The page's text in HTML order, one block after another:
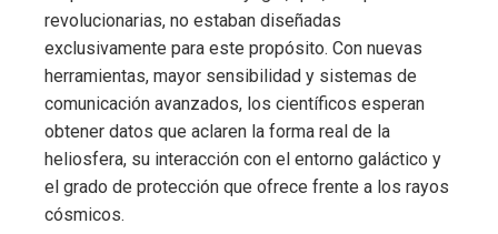
revolucionarias, no estaban diseñadas
exclusivamente para este propósito. Con nuevas
herramientas, mayor sensibilidad y sistemas de
comunicación avanzados, los científicos esperan
obtener datos que aclaren la forma real de la
heliosfera, su interacción con el entorno galáctico y
el grado de protección que ofrece frente a los rayos
cósmicos.